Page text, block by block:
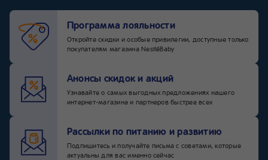
Программа лояльности
Откройте скидки и особые привилегии, доступные только
покупателям магазина NestléBaby
Анонсы скидок и акций
Узнавайте о самых выгодных предложениях нашего
интернет-магазина и партнеров быстрее всех
Рассылки по питанию и развитию
Подпишитесь и получайте письма с советами, которые
актуальны для вас именно сейчас